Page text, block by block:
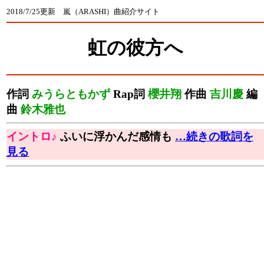
2018/7/25更新 嵐（ARASHI）曲紹介サイト
虹の彼方へ
作詞 みうらともかず Rap詞 櫻井翔 作曲 吉川慶 編
曲 鈴木雅也
イントロ♪ ふいに浮かんだ感情も …続きの歌詞を
見る